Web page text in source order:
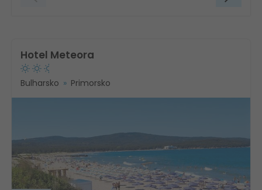
Hotel Meteora
Bulharsko Primorsko